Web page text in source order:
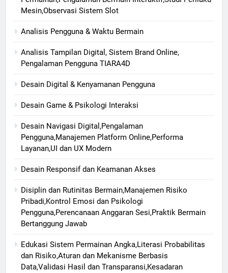
Mesin,Observasi Sistem Slot
Analisis Pengguna & Waktu Bermain
Analisis Tampilan Digital, Sistem Brand Online,
Pengalaman Pengguna TIARA4D
Desain Digital & Kenyamanan Pengguna
Desain Game & Psikologi Interaksi
Desain Navigasi Digital,Pengalaman
Pengguna,Manajemen Platform Online,Performa
Layanan,UI dan UX Modern
Desain Responsif dan Keamanan Akses
Disiplin dan Rutinitas Bermain,Manajemen Risiko
Pribadi,Kontrol Emosi dan Psikologi
Pengguna,Perencanaan Anggaran Sesi,Praktik Bermain
Bertanggung Jawab
Edukasi Sistem Permainan Angka,Literasi Probabilitas
dan Risiko,Aturan dan Mekanisme Berbasis
Data,Validasi Hasil dan Transparansi,Kesadaran